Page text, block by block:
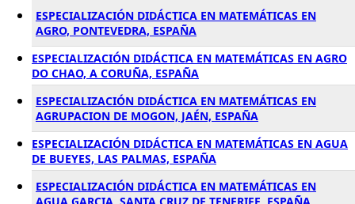
ESPECIALIZACIÓN DIDÁCTICA EN MATEMÁTICAS EN
AGRO, PONTEVEDRA, ESPAÑA
ESPECIALIZACIÓN DIDÁCTICA EN MATEMÁTICAS EN AGRO
DO CHAO, A CORUÑA, ESPAÑA
ESPECIALIZACIÓN DIDÁCTICA EN MATEMÁTICAS EN
AGRUPACION DE MOGON, JAÉN, ESPAÑA
ESPECIALIZACIÓN DIDÁCTICA EN MATEMÁTICAS EN AGUA
DE BUEYES, LAS PALMAS, ESPAÑA
ESPECIALIZACIÓN DIDÁCTICA EN MATEMÁTICAS EN